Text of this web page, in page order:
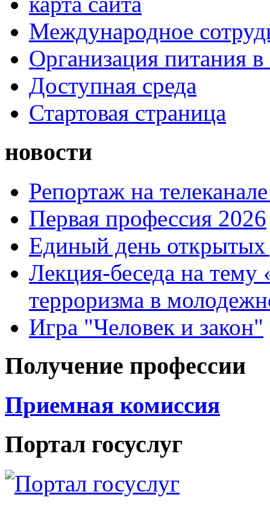
Международное
Организация питания в
Доступная среда
Стартовая страница
новости
Репортаж на
Первая профессия 2026
Единый день открытых
Лекция-беседа на тему
терроризма в
Игра "Человек и закон"
Получение профессии
Приемная комиссия
Портал госуслуг